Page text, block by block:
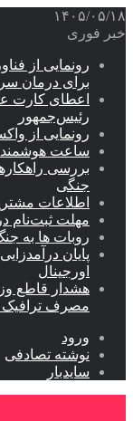
۱۴۰۵/۰۵/۱۸
خبر فوری
رونمایی از
برای درمان
اعطای کارت
رئیس‌جمهور
رونمایی از
ساعت هوشمند
بررسی
جنگی
اطلاعات
مهلت ثبت‌نام در ۵ آزمون علوم پزشکی دوباره تمدید شد
روبات ها به
پایان
اورجینال
هشدار قاطع
مصرف
ورود
نوشته تصادفی
سایدبار